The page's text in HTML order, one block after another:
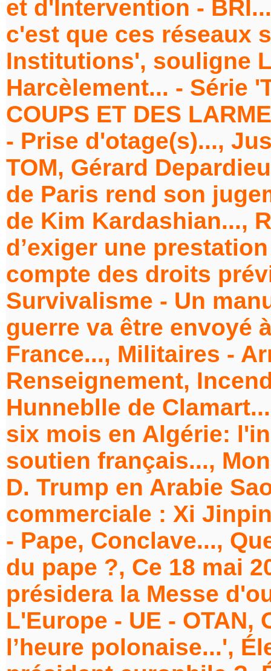
et d'Intervention -
c'est que ces réseaux
Institutions', souligne
Harcèlement... - Série
COUPS ET DES
- Prise d'otage(s)...,
TOM, Gérard
de Paris rend son
de Kim Kardashian...,
d’exiger une
compte des droits
Survivalisme - Un
guerre va être envoyé
France..., Militaires -
Renseignement,
Hunneblle de
six mois en Algérie:
soutien français...,
D. Trump en Arabie
commerciale : Xi
- Pape, Conclave...,
du pape ?, Ce 18 mai
présidera la Messe
L'Europe - UE - OTAN,
l’heure polonaise...',